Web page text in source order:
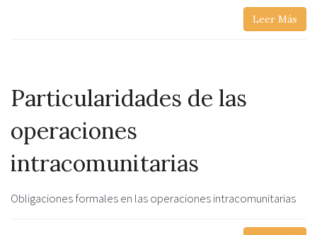
Leer Más
Particularidades de las
operaciones
intracomunitarias
Obligaciones formales en las operaciones intracomunitarias